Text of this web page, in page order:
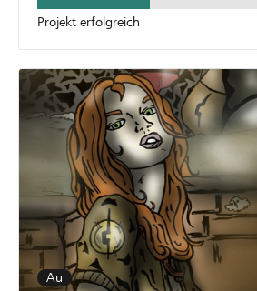
Projekt erfolgreich
Au